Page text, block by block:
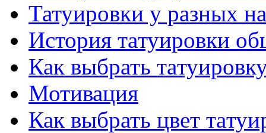
Татуировки у разных
История тaтуировки
Как выбрать
Мотивация
Как выбрать цвет